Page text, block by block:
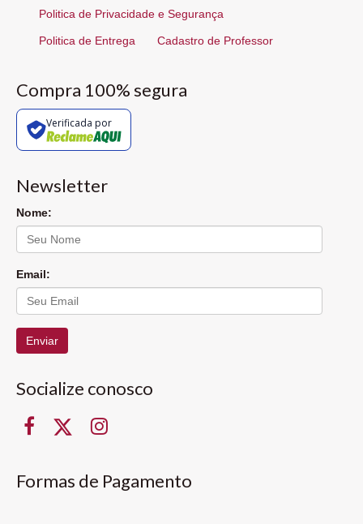
Politica de Privacidade e Segurança
Politica de Entrega Cadastro de Professor
Compra 100% segura
Verificada por
Newsletter
Nome:
Email:
Enviar
Socialize conosco
Formas de Pagamento